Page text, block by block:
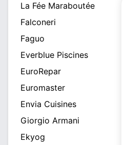
La Fée Maraboutée
Falconeri
Faguo
Everblue Piscines
EuroRepar
Euromaster
Envia Cuisines
Giorgio Armani
Ekyog